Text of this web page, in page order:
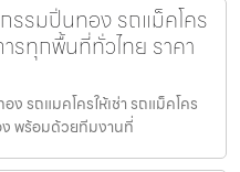
รรมปิ่นทอง รถแม็คโคร
ารทุกพื้นที่ทั่วไทย ราคา
รถแมคโครให้เช่า รถแม็คโคร
ง พร้อมด้วยทีมงานที่